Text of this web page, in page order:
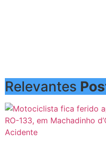
Relevantes
Acidente